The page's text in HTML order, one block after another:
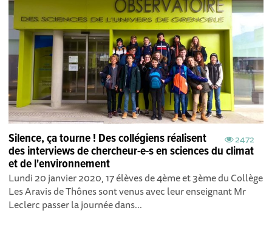
2472
Silence, ça tourne ! Des collégiens réalisent
des interviews de chercheur-e-s en sciences du climat
et de l'environnement
Lundi 20 janvier 2020, 17 élèves de 4ème et 3ème du Collège
Les Aravis de Thônes sont venus avec leur enseignant Mr
Leclerc passer la journée dans...